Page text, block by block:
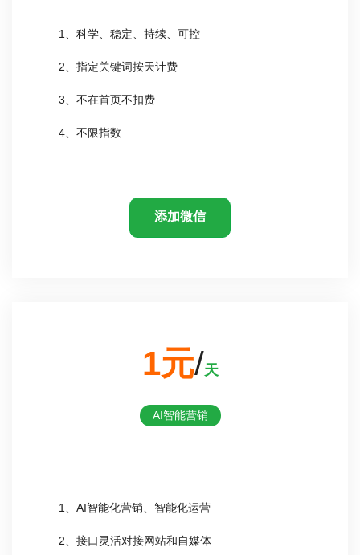
1、科学、稳定、持续、可控
2、指定关键词按天计费
3、不在首页不扣费
4、不限指数
添加微信
1元/天
AI智能营销
1、AI智能化营销、智能化运营
2、接口灵活对接网站和自媒体